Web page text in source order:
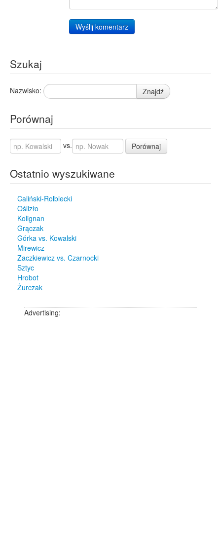
Wyślij komentarz
Szukaj
Nazwisko: Znajdź
Porównaj
vs. Porównaj
Ostatnio wyszukiwane
Caliński-Rolbiecki
Oślizło
Kolignan
Grączak
Górka vs. Kowalski
Mirewicz
Zaczkiewicz vs. Czarnocki
Sztyc
Hrobot
Żurczak
Advertising: